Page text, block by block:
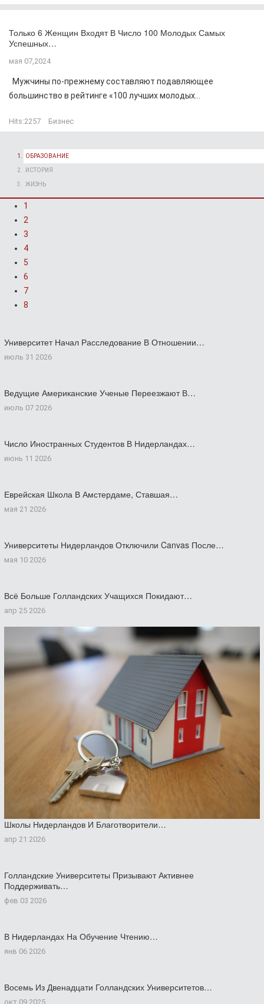
Только 6 Женщин Входят В Число 100 Молодых Самых
Успешных…
мая 07,2024
Мужчины по-прежнему составляют подавляющее
большинство в рейтинге «100 лучших молодых...
Hits:2257 Бизнес
ОБРАЗОВАНИЕ
ИСТОРИЯ
ЖИЗНЬ
1
2
3
4
5
6
7
8
Университет Начал Расследование В Отношении…
июль 31 2026
Ведущие Американские Ученые Переезжают В…
июль 07 2026
Число Иностранных Студентов В Нидерландах…
июнь 11 2026
Еврейская Школа В Амстердаме, Ставшая…
мая 21 2026
Университеты Нидерландов Отключили Canvas После…
мая 10 2026
Всё Больше Голландских Учащихся Покидают…
апр 25 2026
Школы Нидерландов И Благотворители…
апр 21 2026
Голландские Университеты Призывают Активнее
Поддерживать…
фев 03 2026
В Нидерландах На Обучение Чтению…
янв 06 2026
Восемь Из Двенадцати Голландских Университетов…
окт 09 2025